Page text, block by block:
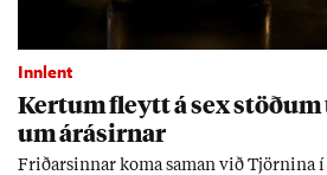
Innlent
Kert­um fleytt á sex
um árás­irn­ar
Frið­arsinn­ar koma sam­an við Tjörn­ina